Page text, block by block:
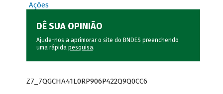
Ações
DÊ SUA OPINIÃO
Ajude-nos a aprimorar o site do BNDES preenchendo
uma rápida pesquisa.
Z7_7QGCHA41L0RP906P422Q9Q0CC6